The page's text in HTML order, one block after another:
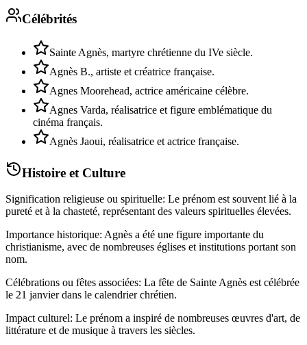
Célébrités
Sainte Agnès, martyre chrétienne du IVe siècle.
Agnès B., artiste et créatrice française.
Agnes Moorehead, actrice américaine célèbre.
Agnes Varda, réalisatrice et figure emblématique du
cinéma français.
Agnès Jaoui, réalisatrice et actrice française.
Histoire et Culture
Signification religieuse ou spirituelle: Le prénom est souvent lié à la
pureté et à la chasteté, représentant des valeurs spirituelles élevées.
Importance historique: Agnès a été une figure importante du
christianisme, avec de nombreuses églises et institutions portant son
nom.
Célébrations ou fêtes associées: La fête de Sainte Agnès est célébrée
le 21 janvier dans le calendrier chrétien.
Impact culturel: Le prénom a inspiré de nombreuses œuvres d'art, de
littérature et de musique à travers les siècles.